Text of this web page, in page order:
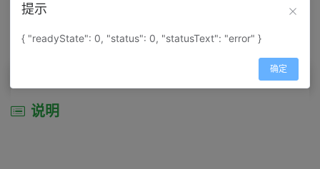
来源：
属性： 地图属性： 地图类型-旅游资源分布图
说明
提示
{ "readyState": 0, "status": 0, "statusText": "error" }
确定